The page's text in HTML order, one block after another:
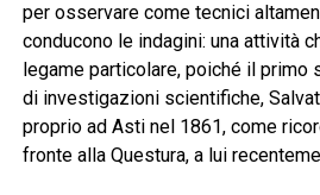
per osservare come tecnici
conducono le indagini: una attività
legame particolare, poiché il
di investigazioni scientifiche,
proprio ad Asti nel 1861, come
fronte alla Questura, a lui